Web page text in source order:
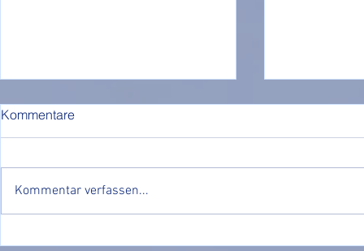
🏆🥇
Kommentare
Kommentar verfassen...